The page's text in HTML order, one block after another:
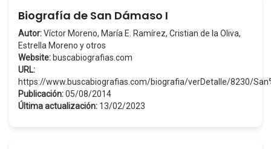
Biografía de San Dámaso I
Autor:Víctor Moreno, María E. Ramírez, Cristian de la Oliva,
Estrella Moreno y otros
Website: buscabiografias.com
URL:
https://www.buscabiografias.com/biografia/verDetalle/8230/
Publicación:05/08/2014
Última actualización: 13/02/2023